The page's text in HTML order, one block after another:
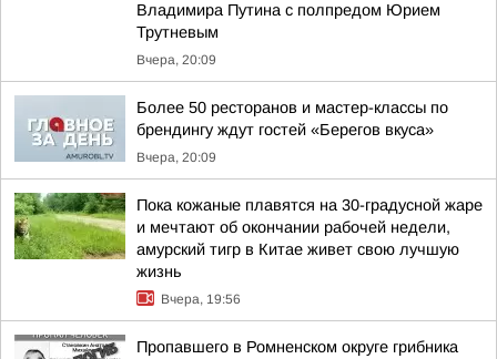
Владимира Путина с полпредом Юрием
Трутневым
Вчера, 20:09
Более 50 ресторанов и мастер-классы по
брендингу ждут гостей «Берегов вкуса»
Вчера, 20:09
Пока кожаные плавятся на 30-градусной жаре
и мечтают об окончании рабочей недели,
амурский тигр в Китае живет свою лучшую
жизнь
Вчера, 19:56
Пропавшего в Ромненском округе грибника